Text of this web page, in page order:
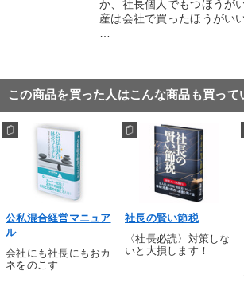
か、社長個人でもつほう
産は会社で買ったほうがい
…
この商品を買った人はこんな商品も買って
公私混合経営マニュア
ル
会社にも社長にもおカ
ネをのこす
社長の賢い節税
〈社長必読〉対策しな
いと大損します！